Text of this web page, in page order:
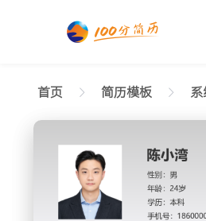
首页 简历模板
返回样式图
正在查看在校生系统安